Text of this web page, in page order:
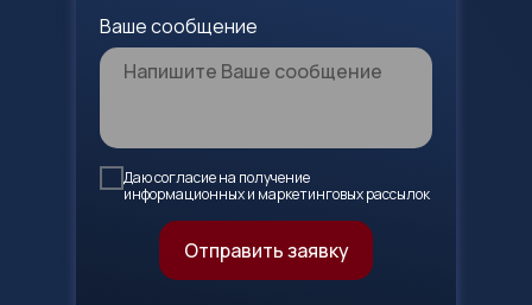
Ваше сообщение
Даю согласие на получение
информационных и маркетинговых рассылок
Отправить заявку